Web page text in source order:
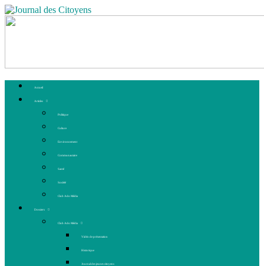
Accueil
Articles
Politique
Culture
Environnement
Communautaire
Santé
Société
Club Ado Média
Dossiers
Club Ado Média
Vidéo de présentation
Historique
Journal des jeunes citoyens